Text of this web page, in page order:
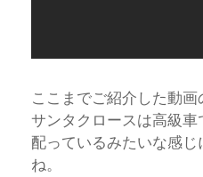
ここまでご紹介した動
サンタクロースは高級
配っているみたいな感
ね。